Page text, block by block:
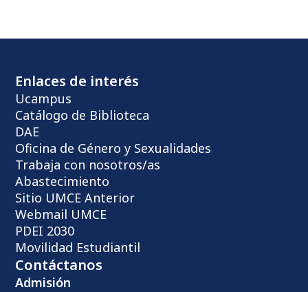
Enlaces de interés
Ucampus
Catálogo de Biblioteca
DAE
Oficina de Género y Sexualidades
Trabaja con nosotros/as
Abastecimiento
Sitio UMCE Anterior
Webmail UMCE
PDEI 2030
Movilidad Estudiantil
Contáctanos
Admisión